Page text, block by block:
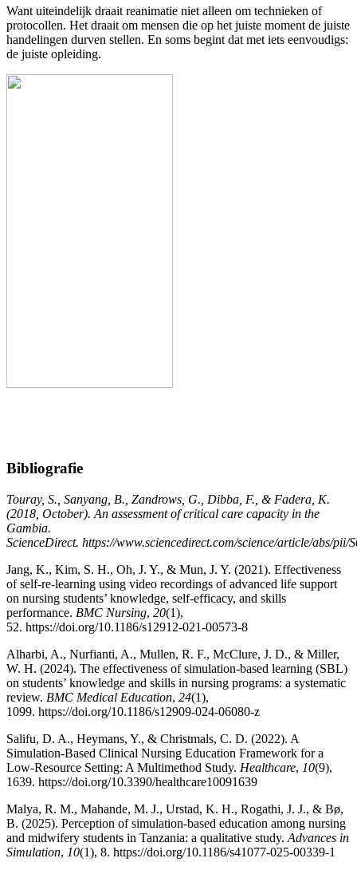
Want uiteindelijk draait reanimatie niet alleen om technieken of
protocollen. Het draait om mensen die op het juiste moment de juiste
handelingen durven stellen. En soms begint dat met iets eenvoudigs:
de juiste opleiding.
Bibliografie
Touray, S., Sanyang, B., Zandrows, G., Dibba, F., & Fadera, K.
(2018, October). An assessment of critical care capacity in the
Gambia.
ScienceDirect. https://www.sciencedirect.com/science/article/abs/pii/
Jang, K., Kim, S. H., Oh, J. Y., & Mun, J. Y. (2021). Effectiveness
of self-re-learning using video recordings of advanced life support
on nursing students’ knowledge, self-efficacy, and skills
performance. BMC Nursing, 20(1),
52. https://doi.org/10.1186/s12912-021-00573-8
Alharbi, A., Nurfianti, A., Mullen, R. F., McClure, J. D., & Miller,
W. H. (2024). The effectiveness of simulation-based learning (SBL)
on students’ knowledge and skills in nursing programs: a systematic
review. BMC Medical Education, 24(1),
1099. https://doi.org/10.1186/s12909-024-06080-z
Salifu, D. A., Heymans, Y., & Christmals, C. D. (2022). A
Simulation-Based Clinical Nursing Education Framework for a
Low-Resource Setting: A Multimethod Study. Healthcare, 10(9),
1639. https://doi.org/10.3390/healthcare10091639
Malya, R. M., Mahande, M. J., Urstad, K. H., Rogathi, J. J., & Bø,
B. (2025). Perception of simulation-based education among nursing
and midwifery students in Tanzania: a qualitative study. Advances in
Simulation, 10(1), 8. https://doi.org/10.1186/s41077-025-00339-1